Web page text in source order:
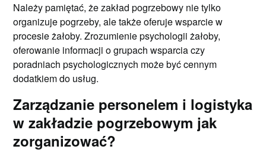
Należy pamiętać, że zakład pogrzebowy nie tylko
organizuje pogrzeby, ale także oferuje wsparcie w
procesie żałoby. Zrozumienie psychologii żałoby,
oferowanie informacji o grupach wsparcia czy
poradniach psychologicznych może być cennym
dodatkiem do usług.
Zarządzanie personelem i logistyka
w zakładzie pogrzebowym jak
zorganizować?